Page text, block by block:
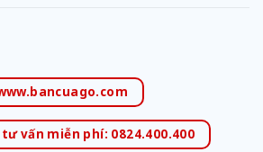
vấn miễn phí: 0824.400.400